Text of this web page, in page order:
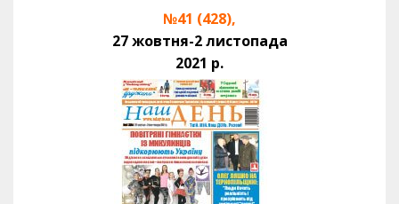
№41 (428),
27 жовтня-2 листопада
2021 р.